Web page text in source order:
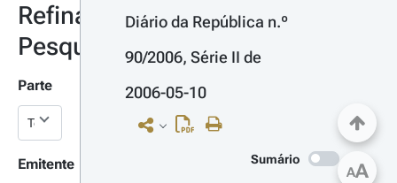
Refinar
Pesquisa
Parte
Emitente
Diário da República n.º
90/2006, Série II de
2006-05-10
Sumário
AA